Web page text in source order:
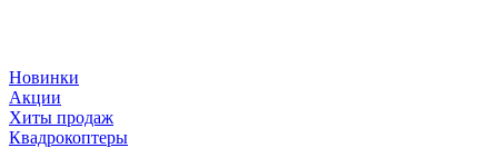
Новинки
Акции
Хиты продаж
Квадрокоптеры